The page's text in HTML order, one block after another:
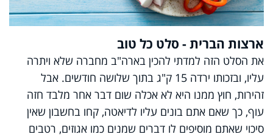
ארצות הברית - סלט כל טוב
את הסלט הזה למדתי להכין בארה"ב מחברה שלא ויתרה
עליו, ובזכותו ירדה 15 ק"ג בתוך שלושה חודשים. אבל
זהירות, חוץ ממנו היא לא אכלה שום דבר אחר מלבד חזה
עוף, כך שאם אתם בונים עליו לדיאטה, קחו בחשבון שאין
סיכוי שאתם מוסיפים לו דברים שמנים כמו אגוזים, רטבים